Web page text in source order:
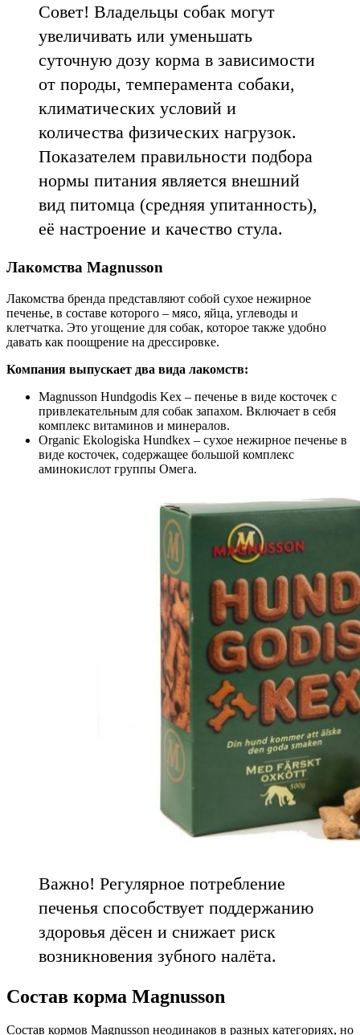
Совет! Владельцы собак могут
увеличивать или уменьшать
суточную дозу корма в зависимости
от породы, темперамента собаки,
климатических условий и
количества физических нагрузок.
Показателем правильности подбора
нормы питания является внешний
вид питомца (средняя упитанность),
её настроение и качество стула.
Лакомства Magnusson
Лакомства бренда представляют собой сухое нежирное
печенье, в составе которого – мясо, яйца, углеводы и
клетчатка. Это угощение для собак, которое также удобно
давать как поощрение на дрессировке.
Компания выпускает два вида лакомств:
Magnusson Hundgodis Kex – печенье в виде косточек с
привлекательным для собак запахом. Включает в себя
комплекс витаминов и минералов.
Organic Ekologiska Hundkex – сухое нежирное печенье в
виде косточек, содержащее большой комплекс
аминокислот группы Омега.
Важно! Регулярное потребление
печенья способствует поддержанию
здоровья дёсен и снижает риск
возникновения зубного налёта.
Состав корма Magnusson
Состав кормов Magnusson неодинаков в разных категориях, но